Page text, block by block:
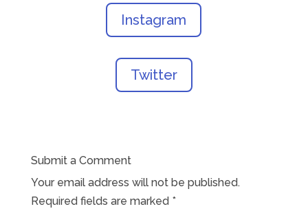
Instagram
Twitter
Submit a Comment
Your email address will not be published.
Required fields are marked *